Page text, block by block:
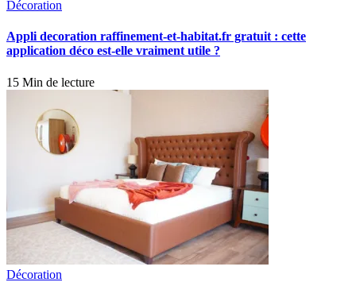
Décoration
Appli decoration raffinement-et-habitat.fr gratuit : cette
application déco est-elle vraiment utile ?
15 Min de lecture
Décoration